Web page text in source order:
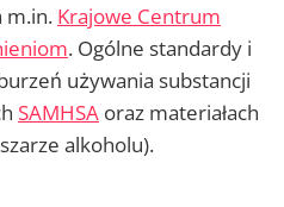
m.in. Krajowe Centrum
. Ogólne standardy i
używania substancji
SAMHSA oraz materiałach
alkoholu).